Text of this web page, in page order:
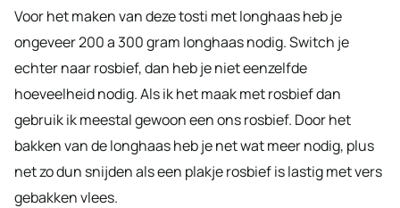
Voor het maken van deze tosti met longhaas heb je
ongeveer 200 a 300 gram longhaas nodig. Switch je
echter naar rosbief, dan heb je niet eenzelfde
hoeveelheid nodig. Als ik het maak met rosbief dan
gebruik ik meestal gewoon een ons rosbief. Door het
bakken van de longhaas heb je net wat meer nodig, plus
net zo dun snijden als een plakje rosbief is lastig met vers
gebakken vlees.